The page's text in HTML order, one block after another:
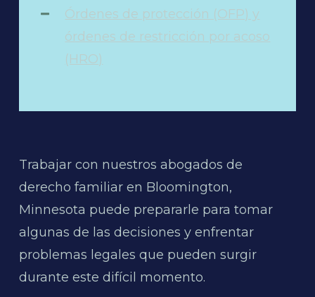
Órdenes de protección (OFP) y
órdenes de restricción por acoso
(HRO)
Trabajar con nuestros abogados de
derecho familiar en Bloomington,
Minnesota puede prepararle para tomar
algunas de las decisiones y enfrentar
problemas legales que pueden surgir
durante este difícil momento.